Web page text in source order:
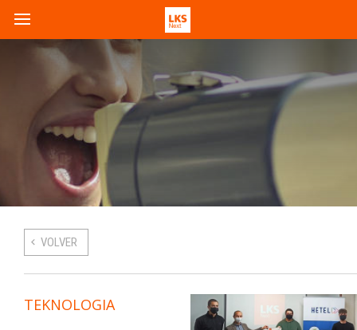
VOLVER
TEKNOLOGIA